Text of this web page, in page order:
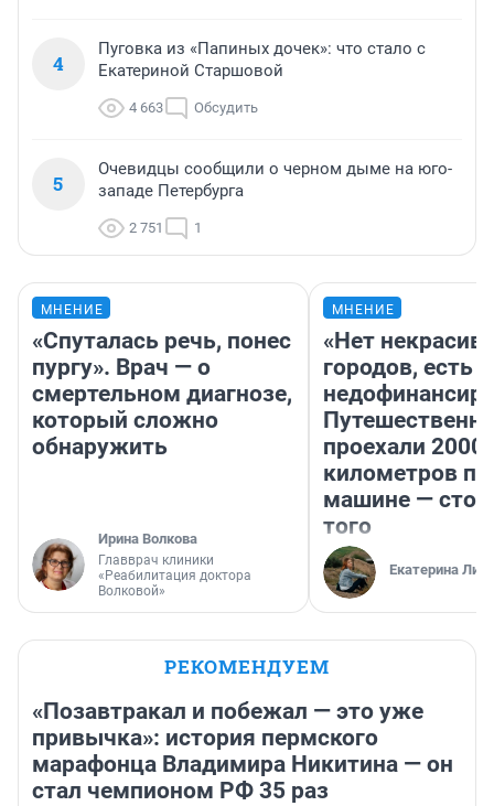
4
Пуговка из «Папиных дочек»: что стало с
Екатериной Старшовой
4 663 Обсудить
5
Очевидцы сообщили о черном дыме на юго-
западе Петербурга
2 751 1
МНЕНИЕ
«Спуталась речь, понес
пургу». Врач — о
смертельном диагнозе,
который сложно
обнаружить
Ирина Волкова
Главврач клиники
«Реабилитация доктора
Волковой»
МНЕНИЕ
«Нет
городов, есть
проехали 2000
километров по
машине —
того
Екатерина
РЕКОМЕНДУЕМ
«Позавтракал и побежал — это уже
привычка»: история пермского
марафонца Владимира Никитина — он
стал чемпионом РФ 35 раз